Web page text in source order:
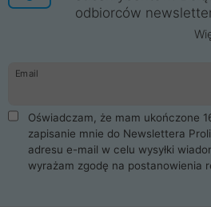
odbiorców
Email
Oświadczam, że mam ukończone
zapisanie mnie do Newslettera
adresu e-mail w celu wysyłki
wyrażam zgodę na postanowienia